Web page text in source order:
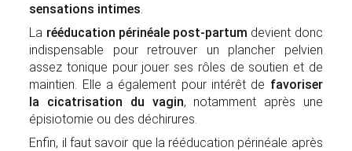
sensations intimes.
La rééducation périnéale post-partum devient donc
indispensable pour retrouver un plancher pelvien
assez tonique pour jouer ses rôles de soutien et de
maintien. Elle a également pour intérêt de favoriser
la cicatrisation du vagin, notamment après une
épisiotomie ou des déchirures.
Enfin, il faut savoir que la rééducation périnéale après